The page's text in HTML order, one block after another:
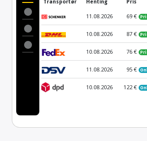
Transportør Henting Pris
11.08.2026 69 €
10.08.2026 87 €
10.08.2026 76 €
11.08.2026 95 €
10.08.2026 122 €